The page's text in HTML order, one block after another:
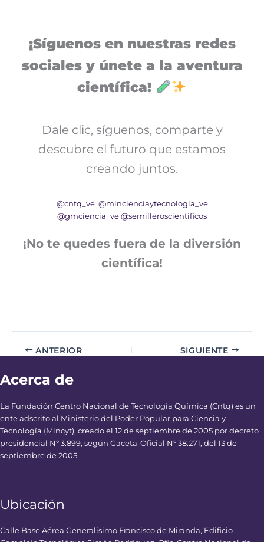
¡Síguenos en nuestras redes
sociales y únete a la aventura
científica!
Dale clic, síguenos, comparte y
descubre el futuro que estamos
creando juntos.
@cntq_ve @mincienciaytecnologia_ve
@gmciencia_ve @semilleroscientificos
¡No te quedes fuera de la diversión
científica!
ANTERIOR SIGUIENTE
Acerca de
La Fundación Centro Nacional de Tecnología Química (Cntq) es un
ente adscrito al Ministerio del Poder Popular para Ciencia y
Tecnología (Mincyt), creado el 12 de septiembre de 2005 por decreto
presidencial N° 3.899, según Gaceta-Oficial N° 38.271, del 13 de
septiembre de 2005.
Ubicación
Calle Base Aérea Generalísimo Francisco de Miranda, Edificio